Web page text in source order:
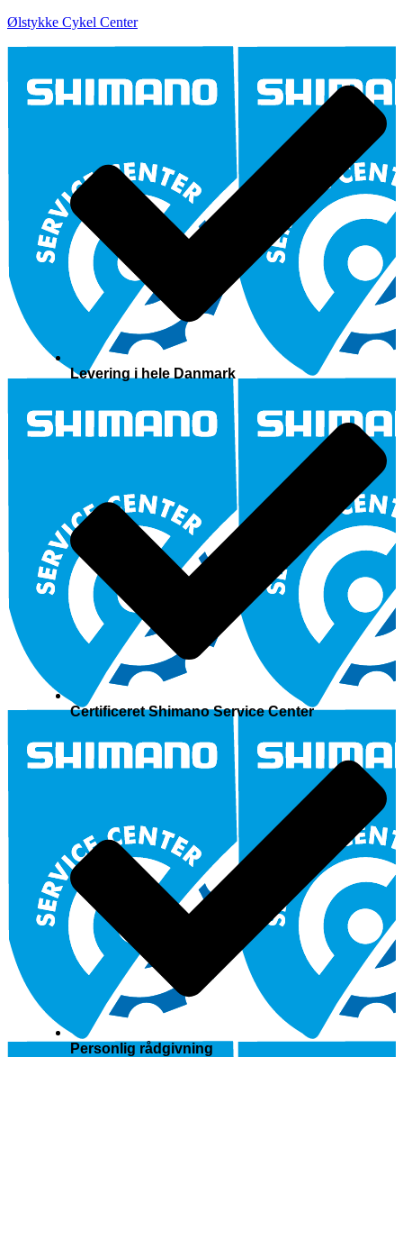
Ølstykke Cykel Center
Levering i hele Danmark
Certificeret Shimano Service Center
Personlig rådgivning